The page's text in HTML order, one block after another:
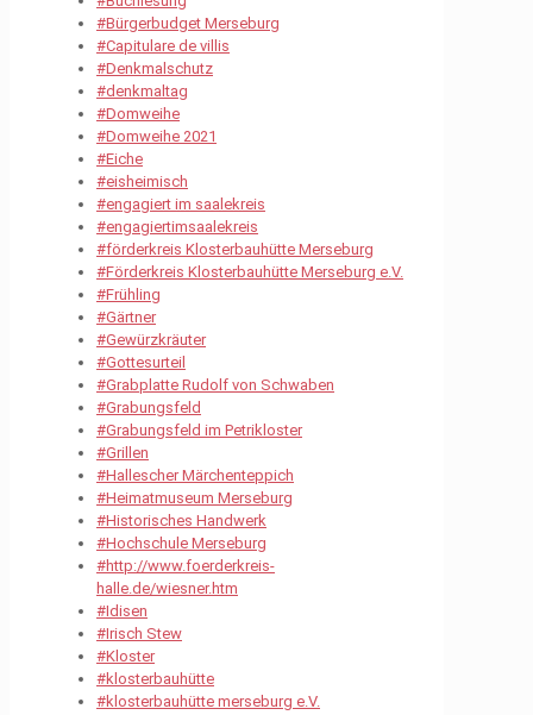
#Bürgerbudget Merseburg
#Capitulare de villis
#Denkmalschutz
#denkmaltag
#Domweihe
#Domweihe 2021
#Eiche
#eisheimisch
#engagiert im saalekreis
#engagiertimsaalekreis
#förderkreis Klosterbauhütte Merseburg
#Förderkreis Klosterbauhütte Merseburg e.V.
#Frühling
#Gärtner
#Gewürzkräuter
#Gottesurteil
#Grabplatte Rudolf von Schwaben
#Grabungsfeld
#Grabungsfeld im Petrikloster
#Grillen
#Hallescher Märchenteppich
#Heimatmuseum Merseburg
#Historisches Handwerk
#Hochschule Merseburg
#http://www.foerderkreis-
halle.de/wiesner.htm
#Idisen
#Irisch Stew
#Kloster
#klosterbauhütte
#klosterbauhütte merseburg e.V.